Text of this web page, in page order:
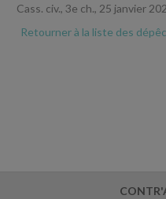
Cass. civ., 3e ch., 25 janvier
Retourner à la liste des